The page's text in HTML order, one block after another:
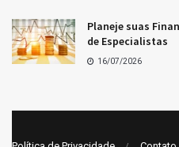
Planeje suas
de Especialistas
16/07/2026